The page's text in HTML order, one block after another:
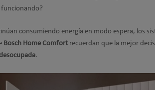
funcionando?
consumiendo energía en modo espera, los
Bosch Home Comfort recuerdan que la mejor
.